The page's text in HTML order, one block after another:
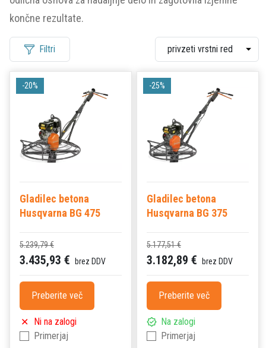
končne rezultate.
Filtri
Gladilec betona
Husqvarna BG 475
5.239,79 €
3.435,93 € brez DDV
Preberite več
Ni na zalogi
Primerjaj
-20%
Gladilec betona
Husqvarna BG 375
5.177,51 €
3.182,89 € brez DDV
Preberite več
Na zalogi
Primerjaj
-25%